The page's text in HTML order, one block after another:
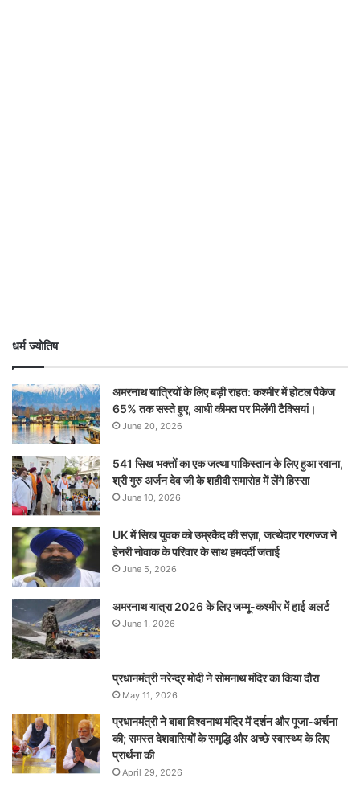
धर्म ज्योतिष
अमरनाथ यात्रियों के लिए बड़ी राहत: कश्मीर में होटल पैकेज
65% तक सस्ते हुए, आधी कीमत पर मिलेंगी टैक्सियां।
June 20, 2026
541 सिख भक्तों का एक जत्था पाकिस्तान के लिए हुआ रवाना,
श्री गुरु अर्जन देव जी के शहीदी समारोह में लेंगे हिस्सा
June 10, 2026
UK में सिख युवक को उम्रकैद की सज़ा, जत्थेदार गरगज्ज ने
हेनरी नोवाक के परिवार के साथ हमदर्दी जताई
June 5, 2026
अमरनाथ यात्रा 2026 के लिए जम्मू-कश्मीर में हाई अलर्ट
June 1, 2026
प्रधानमंत्री नरेन्‍द्र मोदी ने सोमनाथ मंदिर का किया दौरा
May 11, 2026
प्रधानमंत्री ने बाबा विश्वनाथ मंदिर में दर्शन और पूजा-अर्चना
की; समस्‍त देशवासियों के समृद्धि और अच्छे स्वास्थ्य के लिए
प्रार्थना की
April 29, 2026